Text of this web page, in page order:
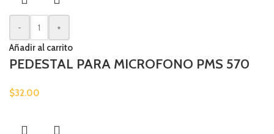
-
+
Añadir al carrito
PEDESTAL PARA MICROFONO PMS 570
$32.00